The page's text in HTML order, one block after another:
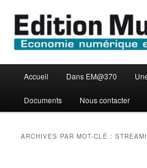
contenu
principal
contenu
secondaire
Edition
principal
Accueil Dans EM@370
Documents Nous contacter
ARCHIVES PAR MOT-CLÉ :